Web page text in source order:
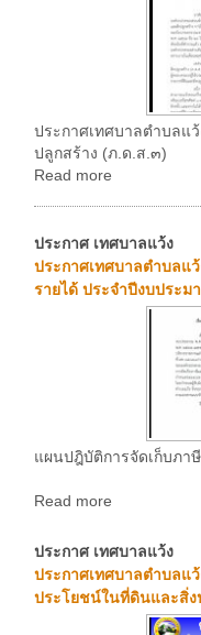
ประกาศเทศบาลตำบลแ
ปลูกสร้าง (ภ.ด.ส.๓)
Read more
ประกาศ เทศบาลแว้ง
ประกาศเทศบาลตำบลแ
รายได้ ประจำปีงบประ
แผนปฎิบัติการจัดเก็บภ
Read more
ประกาศ เทศบาลแว้ง
ประกาศเทศบาลตำบลแ
ประโยชน์ในที่ดินและสิ่ง